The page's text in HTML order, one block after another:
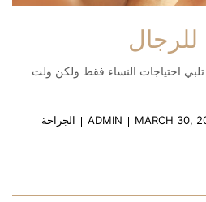
للرجال
تلبي احتياجات النساء فقط ولكن ولت
ADMIN MARCH 30,
الجراحة